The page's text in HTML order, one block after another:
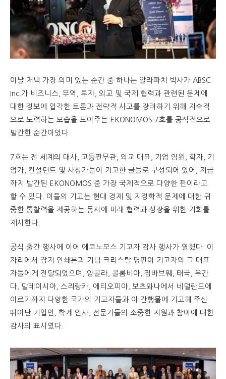
이날 저녁 가장 의미 있는 순간 중 하나는 알라파치 박사가 ABSC
Inc.가 비즈니스, 무역, 투자, 외교 및 국제 협력과 관련된 문제에
대한 정보에 입각한 토론과 전략적 사고를 장려하기 위해 지속적
으로 노력하는 모습을 보여주는 EKONOMOS 7호를 공식적으로
발간한 순간이었다.
7호는 전 세계의 대사, 고등판무관, 외교 대표, 기업 임원, 학자, 기
업가, 컨설턴트 및 사상가들이 기고한 글들로 구성되어 있어, 지금
까지 발간된 EKONOMOS 중 가장 국제적으로 다양한 판이라고
할 수 있다. 이들의 기고는 현대 경제 및 지정학적 문제에 대한 귀
중한 통찰력을 제공하는 동시에 미래 협력과 성장을 위한 기회를
제시한다.
공식 출간 행사에 이어 에코노모스 기고자 감사 행사가 열렸다. 이
자리에서 잡지 인쇄본과 기념 크리스탈 명판이 기고자와 그 대표
자들에게 전달되었으며, 앙골라, 콜롬비아, 짐바브웨, 태국, 우간
다, 말레이시아, 스리랑카, 에티오피아, 보츠와나에서 네덜란드에
이르기까지 다양한 국가의 기고자들과 이 간행물에 기고해 주신
뛰어난 기업인, 학계 인사, 전문가들의 소중한 지원과 참여에 대한
감사의 표시였다.